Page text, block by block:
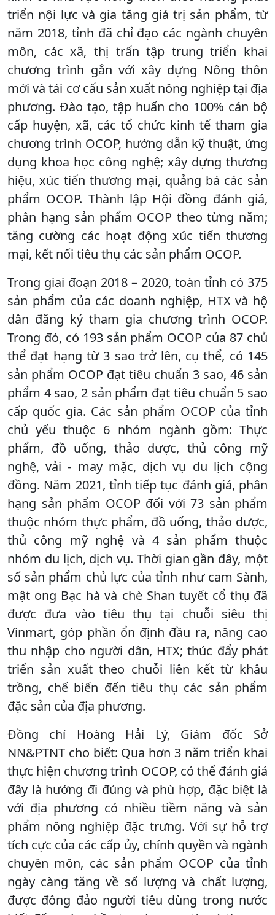
triển nội lực và gia tăng giá trị sản phẩm, từ
năm 2018, tỉnh đã chỉ đạo các ngành chuyên
môn, các xã, thị trấn tập trung triển khai
chương trình gắn với xây dựng Nông thôn
mới và tái cơ cấu sản xuất nông nghiệp tại địa
phương. Đào tạo, tập huấn cho 100% cán bộ
cấp huyện, xã, các tổ chức kinh tế tham gia
chương trình OCOP, hướng dẫn kỹ thuật, ứng
dụng khoa học công nghệ; xây dựng thương
hiệu, xúc tiến thương mại, quảng bá các sản
phẩm OCOP. Thành lập Hội đồng đánh giá,
phân hạng sản phẩm OCOP theo từng năm;
tăng cường các hoạt động xúc tiến thương
mại, kết nối tiêu thụ các sản phẩm OCOP.
Trong giai đoạn 2018 – 2020, toàn tỉnh có 375
sản phẩm của các doanh nghiệp, HTX và hộ
dân đăng ký tham gia chương trình OCOP.
Trong đó, có 193 sản phẩm OCOP của 87 chủ
thể đạt hạng từ 3 sao trở lên, cụ thể, có 145
sản phẩm OCOP đạt tiêu chuẩn 3 sao, 46 sản
phẩm 4 sao, 2 sản phẩm đạt tiêu chuẩn 5 sao
cấp quốc gia. Các sản phẩm OCOP của tỉnh
chủ yếu thuộc 6 nhóm ngành gồm: Thực
phẩm, đồ uống, thảo dược, thủ công mỹ
nghệ, vải - may mặc, dịch vụ du lịch cộng
đồng. Năm 2021, tỉnh tiếp tục đánh giá, phân
hạng sản phẩm OCOP đối với 73 sản phẩm
thuộc nhóm thực phẩm, đồ uống, thảo dược,
thủ công mỹ nghệ và 4 sản phẩm thuộc
nhóm du lịch, dịch vụ. Thời gian gần đây, một
số sản phẩm chủ lực của tỉnh như cam Sành,
mật ong Bạc hà và chè Shan tuyết cổ thụ đã
được đưa vào tiêu thụ tại chuỗi siêu thị
Vinmart, góp phần ổn định đầu ra, nâng cao
thu nhập cho người dân, HTX; thúc đẩy phát
triển sản xuất theo chuỗi liên kết từ khâu
trồng, chế biến đến tiêu thụ các sản phẩm
đặc sản của địa phương.
Đồng chí Hoàng Hải Lý, Giám đốc Sở
NN&PTNT cho biết: Qua hơn 3 năm triển khai
thực hiện chương trình OCOP, có thể đánh giá
đây là hướng đi đúng và phù hợp, đặc biệt là
với địa phương có nhiều tiềm năng và sản
phẩm nông nghiệp đặc trưng. Với sự hỗ trợ
tích cực của các cấp ủy, chính quyền và ngành
chuyên môn, các sản phẩm OCOP của tỉnh
ngày càng tăng về số lượng và chất lượng,
được đông đảo người tiêu dùng trong nước